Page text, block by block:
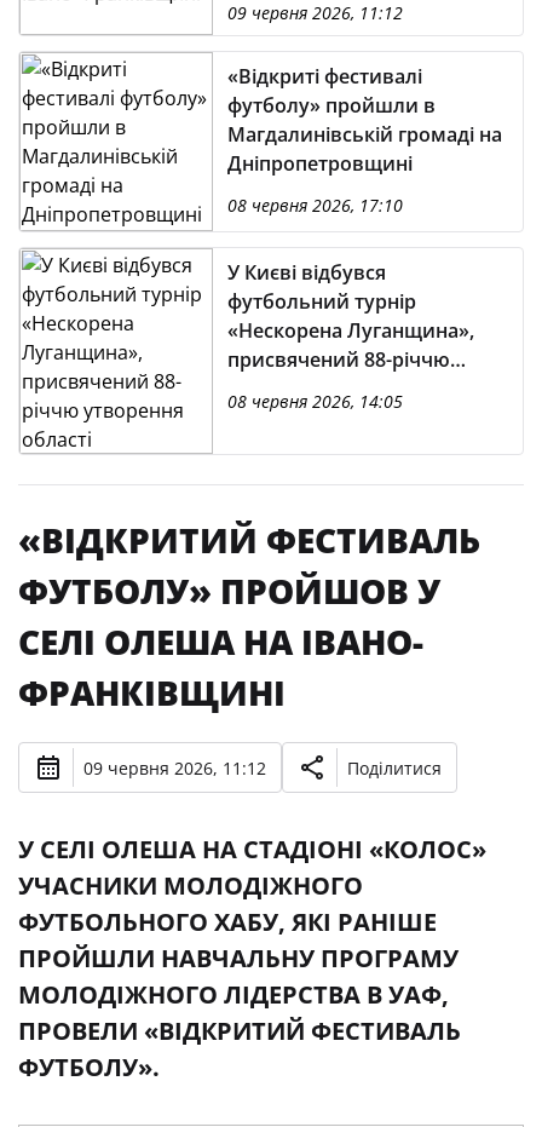
09 червня 2026, 11:12
«Відкриті фестивалі
футболу» пройшли в
Магдалинівській громаді на
Дніпропетровщині
08 червня 2026, 17:10
У Києві відбувся
футбольний турнір
«Нескорена Луганщина»,
присвячений 88-річчю
08 червня 2026, 14:05
«ВІДКРИТИЙ ФЕСТИВАЛЬ
ФУТБОЛУ» ПРОЙШОВ У
СЕЛІ ОЛЕША НА ІВАНО-
ФРАНКІВЩИНІ
09 червня 2026, 11:12 Поділитися
У СЕЛІ ОЛЕША НА СТАДІОНІ «КОЛОС»
УЧАСНИКИ МОЛОДІЖНОГО
ФУТБОЛЬНОГО ХАБУ, ЯКІ РАНІШЕ
ПРОЙШЛИ НАВЧАЛЬНУ ПРОГРАМУ
МОЛОДІЖНОГО ЛІДЕРСТВА В УАФ,
ПРОВЕЛИ «ВІДКРИТИЙ ФЕСТИВАЛЬ
ФУТБОЛУ».